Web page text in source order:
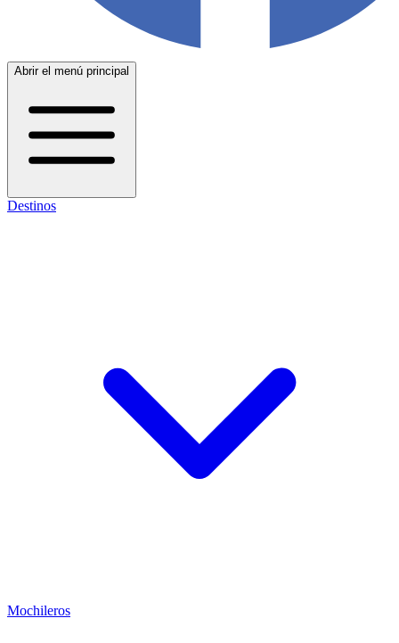
Abrir el menú principal
Destinos
Mochileros